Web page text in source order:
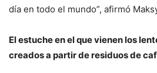
día en todo el mundo”, afirmó
El estuche en el que vienen los
creados a partir de residuos de